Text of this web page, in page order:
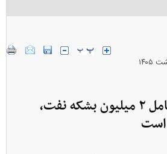
یک ابر نفتکش حامل ۲ میلیون بشکه نفت،
است